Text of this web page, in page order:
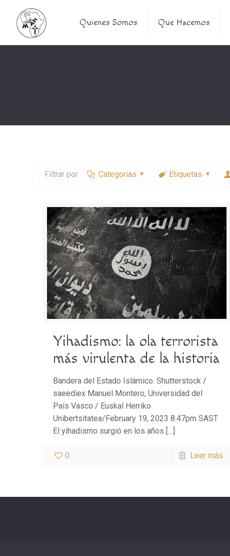
Quienes Somos Que Hacemos
Filtrar por Categorias Etiquetas
Yihadismo: la ola terrorista
más virulenta de la historia
Bandera del Estado Islámico. Shutterstock /
saeediex Manuel Montero, Universidad del
País Vasco / Euskal Herriko
Unibertsitatea/February 19, 2023 8.47pm SAST
El yihadismo surgió en los años […]
0 Leer más